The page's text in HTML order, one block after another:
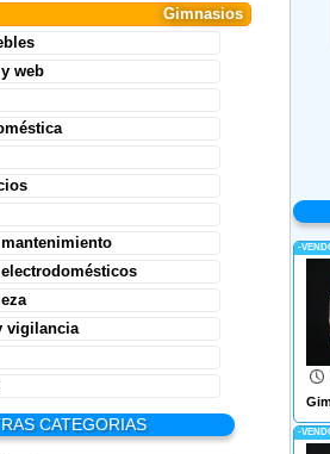
Gimnasios
web
vigilancia
CATEGORIAS
-
-